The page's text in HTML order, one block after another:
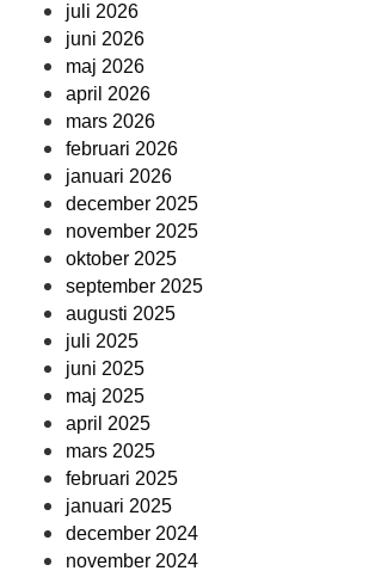
juli 2026
juni 2026
maj 2026
april 2026
mars 2026
februari 2026
januari 2026
december 2025
november 2025
oktober 2025
september 2025
augusti 2025
juli 2025
juni 2025
maj 2025
april 2025
mars 2025
februari 2025
januari 2025
december 2024
november 2024